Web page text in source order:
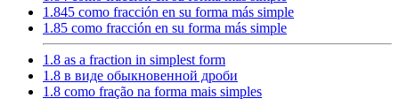
1.845 como fracción en su forma más simple
1.85 como fracción en su forma más simple
1.8 as a fraction in simplest form
1.8 в виде обыкновенной дроби
1.8 como fração na forma mais simples